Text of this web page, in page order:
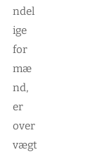
ndel
ige
for
mæ
nd,
er
over
vægt